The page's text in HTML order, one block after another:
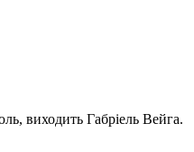
виходить Габріель Вейга.